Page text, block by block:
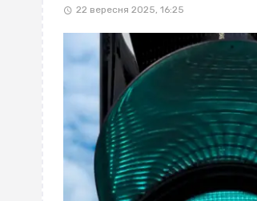
22 вересня 2025, 16:25